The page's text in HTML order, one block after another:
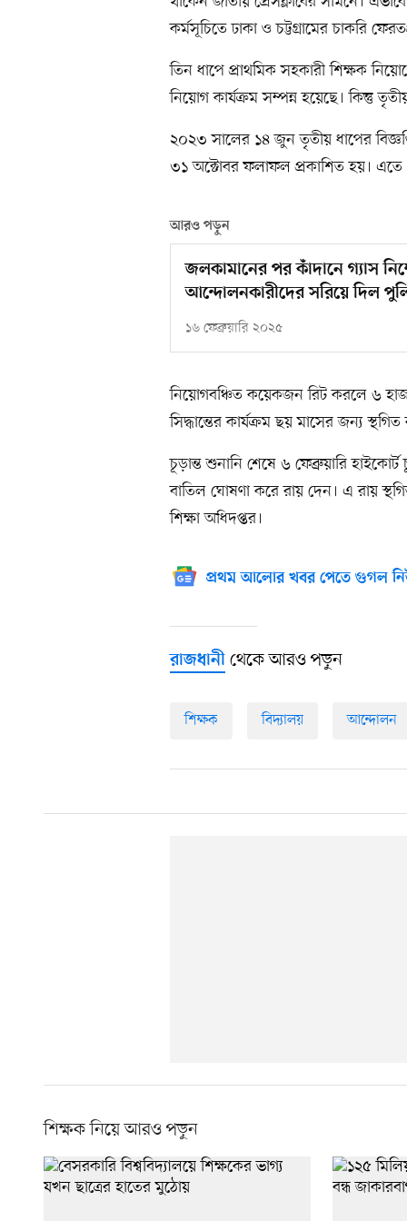
কর্মসূচিতে ঢাকা ও চট্টগ্রামের চাকরি
তিন ধাপে প্রাথমিক সহকারী শিক্ষক
নিয়োগ কার্যক্রম সম্পন্ন হয়েছে। কিন্তু
২০২৩ সালের ১৪ জুন তৃতীয় ধাপের
৩১ অক্টোবর ফলাফল প্রকাশিত হয়। এতে
আরও পড়ুন
জলকামানের পর কাঁদানে গ্যাস
আন্দোলনকারীদের সরিয়ে দিল
১৬ ফেব্রুয়ারি ২০২৫
নিয়োগবঞ্চিত কয়েকজন রিট করলে ৬
সিদ্ধান্তের কার্যক্রম ছয় মাসের জন্য
চূড়ান্ত শুনানি শেষে ৬ ফেব্রুয়ারি
বাতিল ঘোষণা করে রায় দেন। এ রায়
শিক্ষা অধিদপ্তর।
প্রথম আলোর খবর পেতে গুগল
রাজধানী থেকে আরও পড়ুন
শিক্ষক বিদ্যালয় আন্দোলন
শিক্ষক নিয়ে আরও পড়ুন